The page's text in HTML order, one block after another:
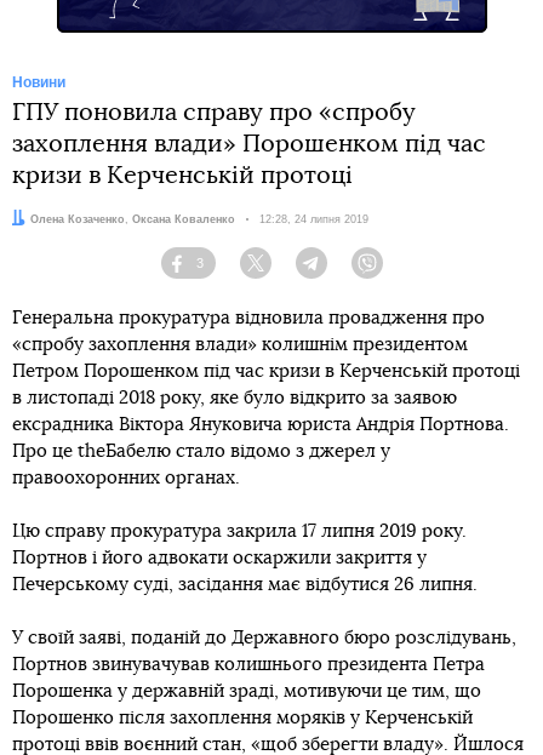
Новини
ГПУ поновила справу про «спробу
захоплення влади» Порошенком під час
кризи в Керченській протоці
Автори:
Олена Козаченко , Оксана Коваленко Дата:
12:28, 24 липня 2019
Facebook
3
Twitter TelegramViber
Генеральна прокуратура відновила провадження про
«спробу захоплення влади» колишнім президентом
Петром Порошенком під час кризи в Керченській протоці
в листопаді 2018 року, яке було відкрито за заявою
ексрадника Віктора Януковича юриста Андрія Портнова.
Про це theБабелю стало відомо з джерел у
правоохоронних органах.
Цю справу прокуратура закрила 17 липня 2019 року.
Портнов і його адвокати оскаржили закриття у
Печерському суді, засідання має відбутися 26 липня.
У своїй заяві, поданій до Державного бюро розслідувань,
Портнов звинувачував колишнього президента Петра
Порошенка у державній зраді, мотивуючи це тим, що
Порошенко після захоплення моряків у Керченській
протоці ввів воєнний стан, «щоб зберегти владу». Йшлося